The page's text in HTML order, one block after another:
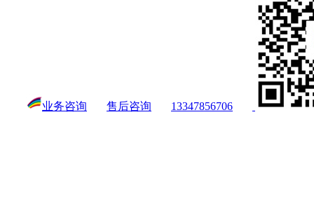
业务咨询 售后咨询 13347856706